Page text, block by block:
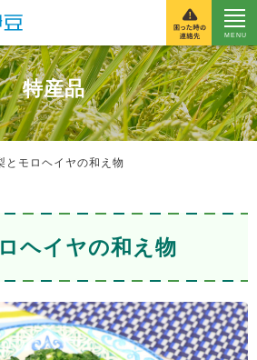
富士伊豆農業協同
特産品
とモロヘイヤの和え物
ヘイヤの和え物